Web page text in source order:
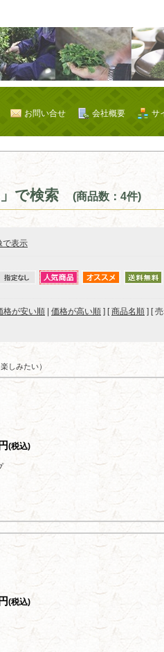
サ
会社概要
お問い合せ
で検索 (商品数：4件)
で表示
格が安い順 価格が高い順 ] [商品名順 ] [
しみたい）
(税込)
(税込)